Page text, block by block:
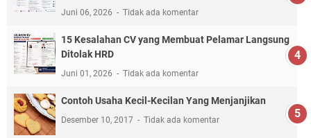
Juni 06, 2026 Tidak ada komentar
15 Kesalahan CV yang Membuat Pelamar Langsung
Ditolak HRD
Juni 01, 2026 Tidak ada komentar
Contoh Usaha Kecil-Kecilan Yang Menjanjikan
Desember 10, 2017 Tidak ada komentar